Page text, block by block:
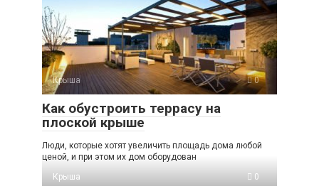
Крыша 0
Как обустроить террасу на
плоской крыше
Люди, которые хотят увеличить площадь дома любой
ценой, и при этом их дом оборудован
Крыша
0